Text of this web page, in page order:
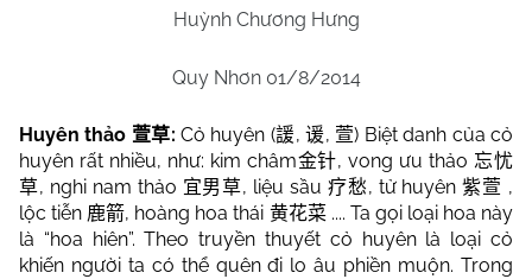
Huỳnh Chương Hưng
Quy Nhơn 01/8/2014
Huyên thảo 萱草:Cỏ huyên (諼, 谖, 萱) Biệt danh của cỏ
huyên rất nhiều, như: kim châm金针, vong ưu thảo 忘忧
草, nghi nam thảo 宜男草, liệu sầu 疗愁, tử huyên 紫萱 ,
lộc tiễn 鹿箭, hoàng hoa thái 黄花菜 .... Ta gọi loại hoa này
là “hoa hiên”. Theo truyền thuyết cỏ huyên là loại cỏ
khiến người ta có thể quên đi lo âu phiền muộn. Trong